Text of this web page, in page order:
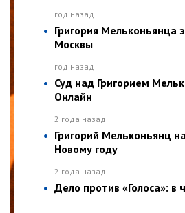
год назад
Григория Мельконьянца
Москвы
год назад
Суд над Григорием
Онлайн
2 года назад
Григорий Мельконьянц
Новому году
2 года назад
Дело против «Голоса»: в